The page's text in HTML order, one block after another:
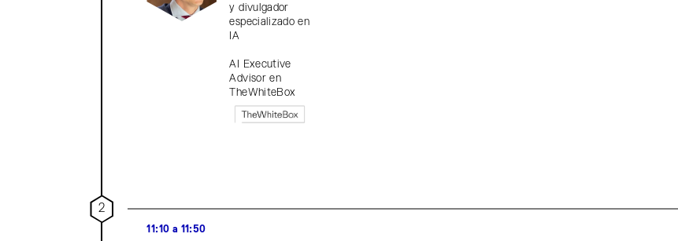
y divulgador
especializado en
IA
AI Executive
Advisor en
TheWhiteBox
2
11:10 a 11:50